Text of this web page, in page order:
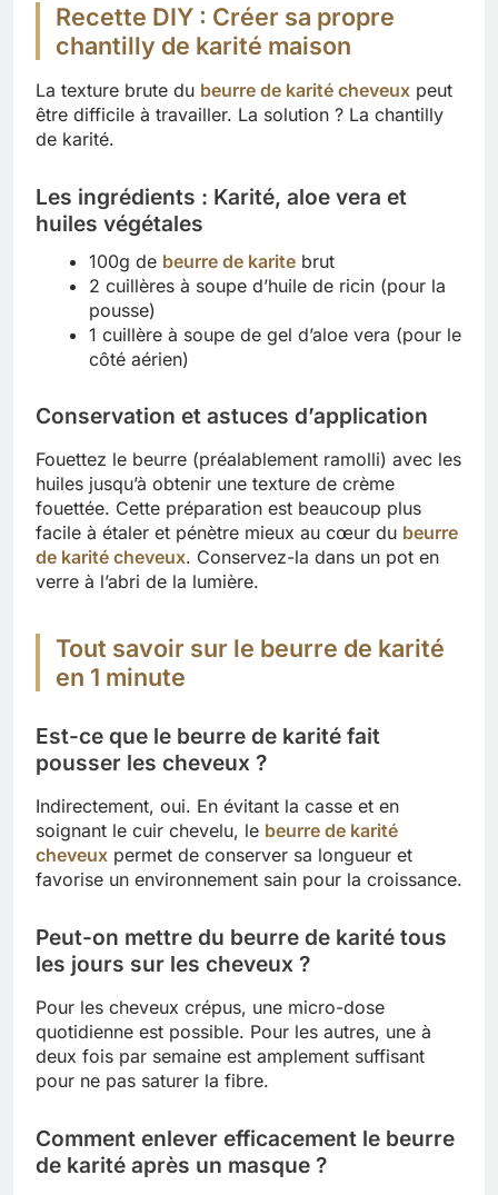
Recette DIY : Créer sa propre
chantilly de karité maison
La texture brute du beurre de karité cheveux peut
être difficile à travailler. La solution ? La chantilly
de karité.
Les ingrédients : Karité, aloe vera et
huiles végétales
100g de beurre de karite brut
2 cuillères à soupe d’huile de ricin (pour la
pousse)
1 cuillère à soupe de gel d’aloe vera (pour le
côté aérien)
Conservation et astuces d’application
Fouettez le beurre (préalablement ramolli) avec les
huiles jusqu’à obtenir une texture de crème
fouettée. Cette préparation est beaucoup plus
facile à étaler et pénètre mieux au cœur du beurre
de karité cheveux. Conservez-la dans un pot en
verre à l’abri de la lumière.
Tout savoir sur le beurre de karité
en 1 minute
Est-ce que le beurre de karité fait
pousser les cheveux ?
Indirectement, oui. En évitant la casse et en
soignant le cuir chevelu, le beurre de karité
cheveux permet de conserver sa longueur et
favorise un environnement sain pour la croissance.
Peut-on mettre du beurre de karité tous
les jours sur les cheveux ?
Pour les cheveux crépus, une micro-dose
quotidienne est possible. Pour les autres, une à
deux fois par semaine est amplement suffisant
pour ne pas saturer la fibre.
Comment enlever efficacement le beurre
de karité après un masque ?